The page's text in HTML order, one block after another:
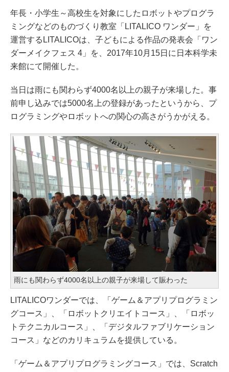
年長・小学生～高校生を対象にしたロボットやプログラ
ミングなどのものづくり教室「LITALICO ワンダー」を
運営するLITALICOは、子どもによる作品の発表会「ワン
ダーメイクフェス 4」を、2017年10月15日に日本科学未
来館にて開催した。
当日は雨にも関わらず4000名以上の親子が来場した。事
前申し込みでは5000名上の登録があったというから、プ
ログラミングやロボットへの関心の高さがうかがえる。
雨にも関わらず4000名以上の親子が来場して賑わった
LITALICOワンダーでは、「ゲーム＆アプリプログラミン
グコース」、「ロボットクリエイトコース」、「ロボッ
トテクニカルコース」、「デジタルファブリケーション
コース」などのカリキュラムを提供している。
「ゲーム＆アプリプログラミングコース」では、Scratch